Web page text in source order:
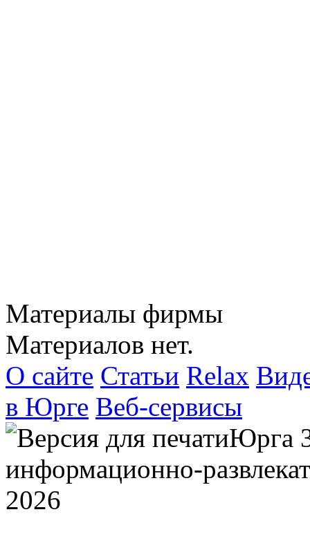
Материалы фирмы
Материалов нет.
О сайте Статьи Relax
в Юрге Веб-сервисы
Юрга
информационно-
2026